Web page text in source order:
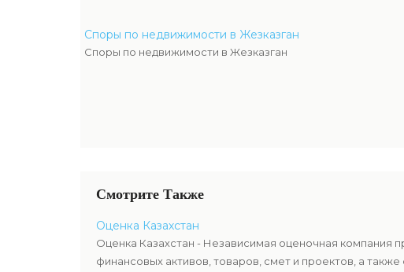
Споры по недвижимости в Жезказган
Споры по недвижимости в Жезказган
Смотрите Также
Оценка Казахстан
Оценка Казахстан - Независимая оценочная компания
финансовых активов, товаров, смет и проектов, а